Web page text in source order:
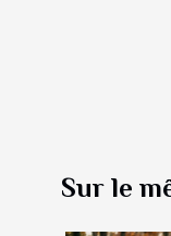
Sur le